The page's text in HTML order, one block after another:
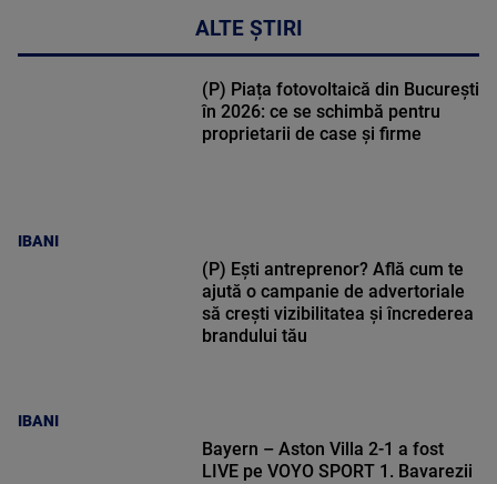
ALTE ȘTIRI
IBANI
(P) Piața fotovoltaică din București
în 2026: ce se schimbă pentru
proprietarii de case și firme
IBANI
(P) Ești antreprenor? Află cum te
ajută o campanie de advertoriale
să crești vizibilitatea și încrederea
brandului tău
Bayern – Aston Villa 2-1 a fost
LIVE pe VOYO SPORT 1. Bavarezii